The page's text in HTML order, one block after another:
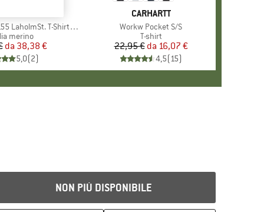
T-Shirt Daisy Flower
di prodotti
merino
Prezzo
Prezzo ridotto
da 38,38 €
5,0(2)
MARCHIO
CARHARTT
Articolo
Workw Pocket S/S
Gruppo di prodotti
T-shirt
Prezzo
22,95 € Prezzo ridotto
da 16,07 €
4,5(15)
NON PIÙ DISPONIBILE